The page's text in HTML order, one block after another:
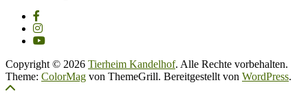
Copyright © 2026 Tierheim Kandelhof. Alle Rechte vorbehalten.
Theme: ColorMag von ThemeGrill. Bereitgestellt von WordPress.